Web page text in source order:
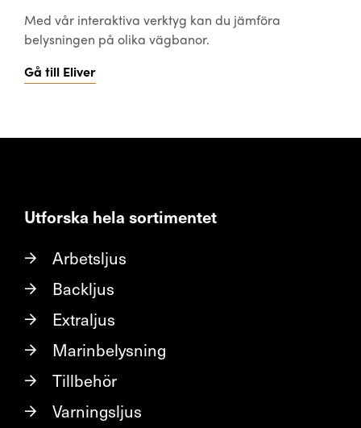
Med vår interaktiva verktyg kan du jämföra
belysningen på olika vägbanor.
Gå till Eliver
Utforska hela sortimentet
Arbetsljus
Backljus
Extraljus
Marinbelysning
Tillbehör
Varningsljus